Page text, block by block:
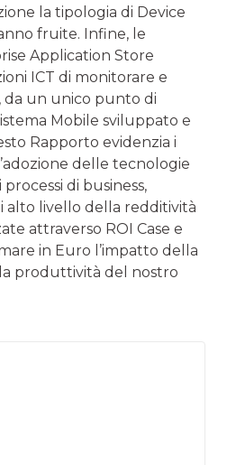
la tipologia di Device
fruite. Infine, le
Application Store
ICT di monitorare e
un unico punto di
Mobile sviluppato e
Rapporto evidenzia i
delle tecnologie
di business,
alto livello della redditività
attraverso ROI Case e
in Euro l’impatto della
produttività del nostro